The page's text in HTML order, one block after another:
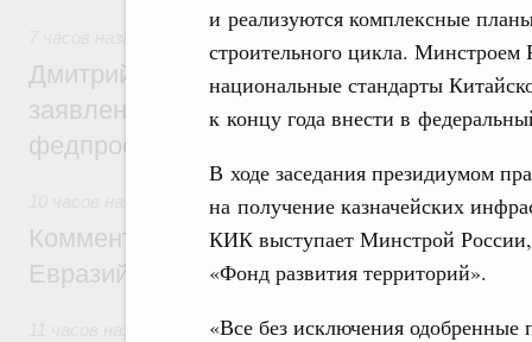
и реализуются комплексные
строительного цикла.
национальные стандарты
к концу года внести в
В ходе заседания президиумом
на получение казначейских
КИК выступает Минстрой
«Фонд развития территорий».
«Все без исключения одобренные
Среднее профессиональное образование
Дмитрий Чернышенко: Установлен
заявлений от абитуриентов колледжей и
федпроекта «Профессионалитет»
Евразийский экономический союз.
Комментарий Алексея Оверчука по
Евразийского межправительственного
Евразийский экономический союз.